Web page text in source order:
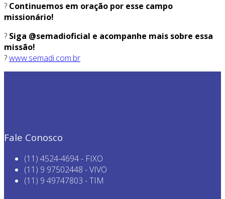
? Continuemos em oração por esse campo
missionário!
? Siga @semadioficial e acompanhe mais sobre essa
missão!
?www.semadi.com.br
Fale Conosco
(11) 4524-4694 - FIXO
(11) 9 97502448 - VIVO
(11) 9 49747803 - TIM